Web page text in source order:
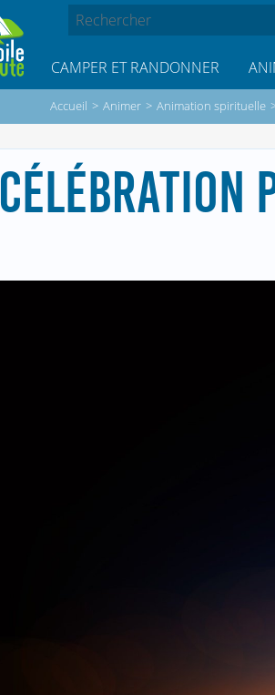
CAMPER ET RANDONNER
Accueil > Animer > Animation spirituelle
CÉLÉBRATION